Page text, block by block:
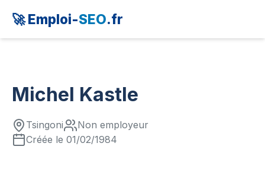
🚀 Emploi-SEO.fr
Michel Kastle
Tsingoni
Non employeur
Créée le 01/02/1984